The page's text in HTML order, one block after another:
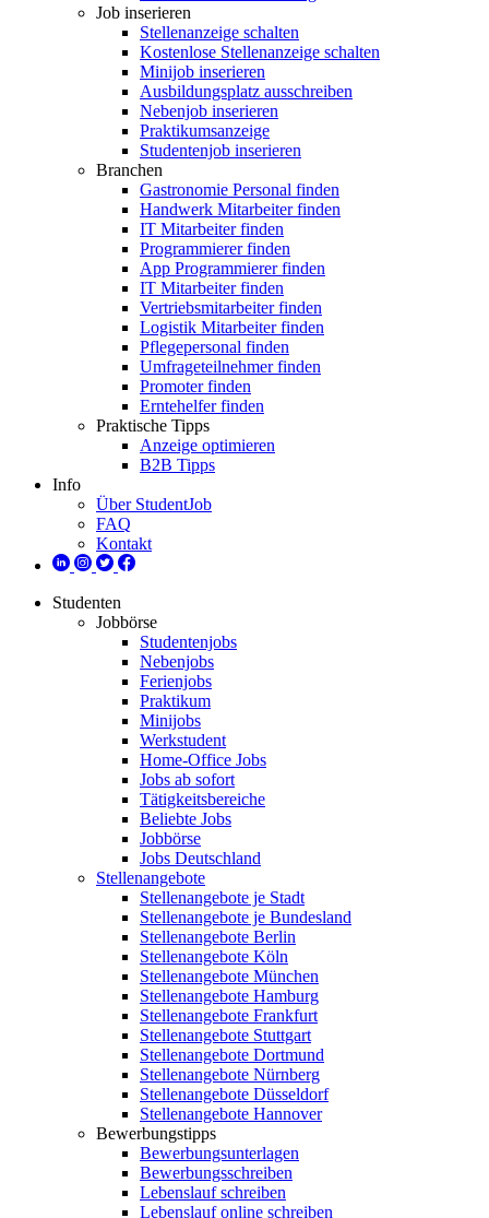
Job inserieren
Stellenanzeige schalten
Kostenlose Stellenanzeige schalten
Minijob inserieren
Ausbildungsplatz ausschreiben
Nebenjob inserieren
Praktikumsanzeige
Studentenjob inserieren
Branchen
Gastronomie Personal finden
Handwerk Mitarbeiter finden
IT Mitarbeiter finden
Programmierer finden
App Programmierer finden
IT Mitarbeiter finden
Vertriebsmitarbeiter finden
Logistik Mitarbeiter finden
Pflegepersonal finden
Umfrageteilnehmer finden
Promoter finden
Erntehelfer finden
Praktische Tipps
Anzeige optimieren
B2B Tipps
Info
Über StudentJob
FAQ
Kontakt
Studenten
Jobbörse
Studentenjobs
Nebenjobs
Ferienjobs
Praktikum
Minijobs
Werkstudent
Home-Office Jobs
Jobs ab sofort
Tätigkeitsbereiche
Beliebte Jobs
Jobbörse
Jobs Deutschland
Stellenangebote
Stellenangebote je Stadt
Stellenangebote je Bundesland
Stellenangebote Berlin
Stellenangebote Köln
Stellenangebote München
Stellenangebote Hamburg
Stellenangebote Frankfurt
Stellenangebote Stuttgart
Stellenangebote Dortmund
Stellenangebote Nürnberg
Stellenangebote Düsseldorf
Stellenangebote Hannover
Bewerbungstipps
Bewerbungsunterlagen
Bewerbungsschreiben
Lebenslauf schreiben
Lebenslauf online schreiben